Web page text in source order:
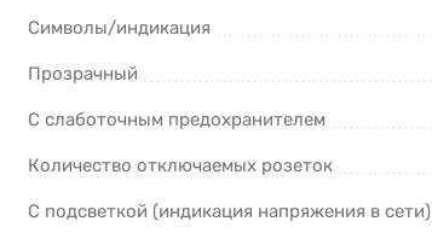
Символы/индикация
Прозрачный
С слаботочным предохранителем
Количество отключаемых розеток
С подсветкой (индикация напряжения в сети)